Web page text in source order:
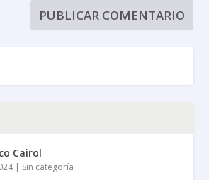
Cairol
| Sin categoría